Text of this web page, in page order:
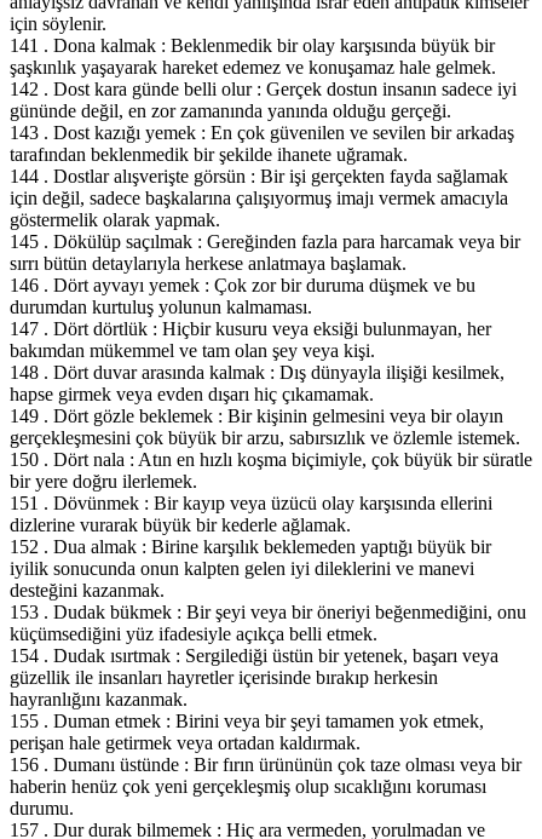
için söylenir.
141 . Dona kalmak : Beklenmedik bir olay karşısında büyük bir
şaşkınlık yaşayarak hareket edemez ve konuşamaz hale gelmek.
142 . Dost kara günde belli olur : Gerçek dostun insanın sadece iyi
gününde değil, en zor zamanında yanında olduğu gerçeği.
143 . Dost kazığı yemek : En çok güvenilen ve sevilen bir arkadaş
tarafından beklenmedik bir şekilde ihanete uğramak.
144 . Dostlar alışverişte görsün : Bir işi gerçekten fayda sağlamak
için değil, sadece başkalarına çalışıyormuş imajı vermek amacıyla
göstermelik olarak yapmak.
145 . Dökülüp saçılmak : Gereğinden fazla para harcamak veya bir
sırrı bütün detaylarıyla herkese anlatmaya başlamak.
146 . Dört ayvayı yemek : Çok zor bir duruma düşmek ve bu
durumdan kurtuluş yolunun kalmaması.
147 . Dört dörtlük : Hiçbir kusuru veya eksiği bulunmayan, her
bakımdan mükemmel ve tam olan şey veya kişi.
148 . Dört duvar arasında kalmak : Dış dünyayla ilişiği kesilmek,
hapse girmek veya evden dışarı hiç çıkamamak.
149 . Dört gözle beklemek : Bir kişinin gelmesini veya bir olayın
gerçekleşmesini çok büyük bir arzu, sabırsızlık ve özlemle istemek.
150 . Dört nala : Atın en hızlı koşma biçimiyle, çok büyük bir süratle
bir yere doğru ilerlemek.
151 . Dövünmek : Bir kayıp veya üzücü olay karşısında ellerini
dizlerine vurarak büyük bir kederle ağlamak.
152 . Dua almak : Birine karşılık beklemeden yaptığı büyük bir
iyilik sonucunda onun kalpten gelen iyi dileklerini ve manevi
desteğini kazanmak.
153 . Dudak bükmek : Bir şeyi veya bir öneriyi beğenmediğini, onu
küçümsediğini yüz ifadesiyle açıkça belli etmek.
154 . Dudak ısırtmak : Sergilediği üstün bir yetenek, başarı veya
güzellik ile insanları hayretler içerisinde bırakıp herkesin
hayranlığını kazanmak.
155 . Duman etmek : Birini veya bir şeyi tamamen yok etmek,
perişan hale getirmek veya ortadan kaldırmak.
156 . Dumanı üstünde : Bir fırın ürününün çok taze olması veya bir
haberin henüz çok yeni gerçekleşmiş olup sıcaklığını koruması
durumu.
157 . Dur durak bilmemek : Hiç ara vermeden, yorulmadan ve